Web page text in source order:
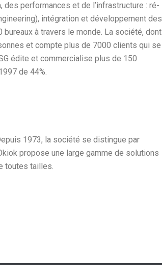
des performances et de l’infrastructure : ré-
intégration et développement des
à travers le monde. La société,
et compte plus de 7000 clients qui se
édite et commercialise plus de 150
de 44%.
1973, la société se distingue par
propose une large gamme de solutions
toutes tailles.